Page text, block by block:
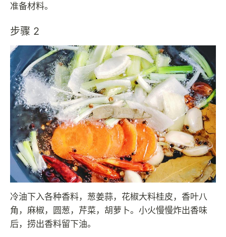
准备材料。
步骤 2
冷油下入各种香料，葱姜蒜，花椒大料桂皮，香叶八
角，麻椒，圆葱，芹菜，胡萝卜。小火慢慢炸出香味
后，捞出香料留下油。